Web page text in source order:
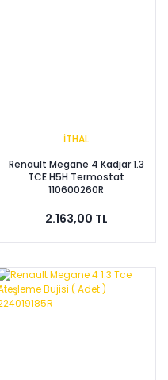
İTHAL
Renault Megane 4 Kadjar 1.3
TCE H5H Termostat
110600260R
2.163,00 TL